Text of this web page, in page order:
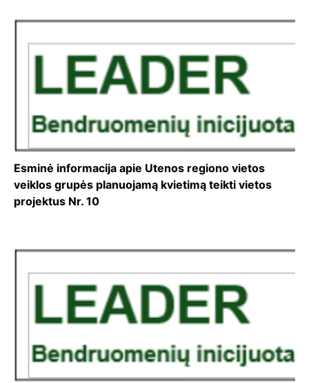
Esminė informacija apie Utenos regiono vietos
veiklos grupės planuojamą kvietimą teikti vietos
projektus Nr. 10